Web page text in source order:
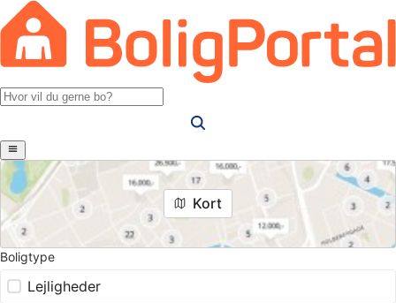
Kort
Boligtype
Lejligheder